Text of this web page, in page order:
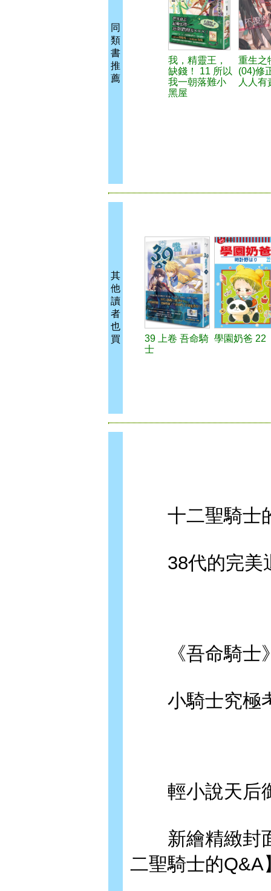
同
類
書
推
薦
我，精靈王，
缺錢！ 11 所以
我一朝落難小
黑屋
重生之
(04)修
人人有
其
他
讀
者
也
買
39 上卷 吾命騎
士
學園奶爸 22
十二聖騎士
38代的完美
《吾命騎士
小騎士究極考
輕小說天后御
新繪精緻封面
二聖騎士的Q&A